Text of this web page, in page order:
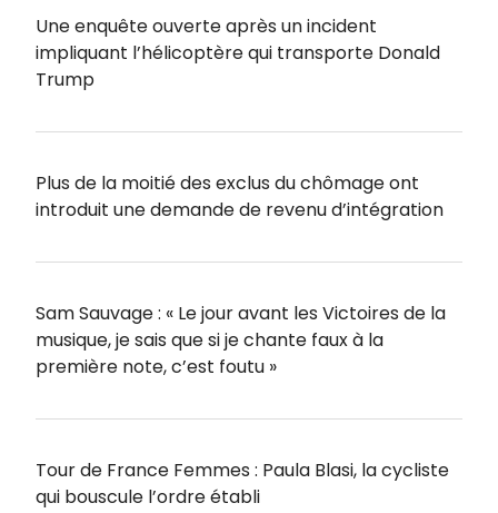
Une enquête ouverte après un incident
impliquant l’hélicoptère qui transporte Donald
Trump
Plus de la moitié des exclus du chômage ont
introduit une demande de revenu d’intégration
Sam Sauvage : « Le jour avant les Victoires de la
musique, je sais que si je chante faux à la
première note, c’est foutu »
Tour de France Femmes : Paula Blasi, la cycliste
qui bouscule l’ordre établi